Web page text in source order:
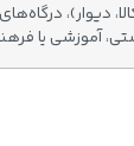
دیوار)،
آموزشی یا